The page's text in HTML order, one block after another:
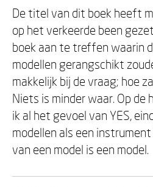
De titel van dit boek heeft
op het verkeerde been
boek aan te treffen waarin
modellen gerangschikt
makkelijk bij de vraag; hoe
Niets is minder waar. Op
ik al het gevoel van YES,
modellen als een
van een model is een model.